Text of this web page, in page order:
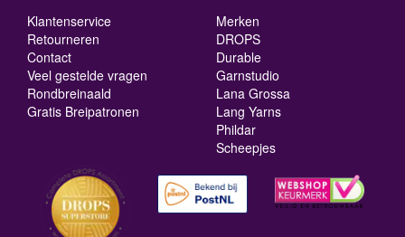
Klantenservice
Retourneren
Contact
Veel gestelde vragen
Rondbreinaald
Gratis Breipatronen
Merken
DROPS
Durable
Garnstudio
Lana Grossa
Lang Yarns
Phildar
Scheepjes